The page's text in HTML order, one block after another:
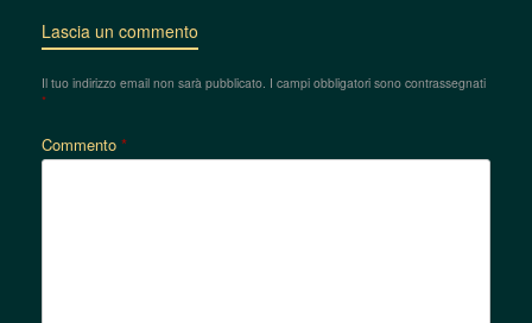
Lascia un commento
Il tuo indirizzo email non sarà pubblicato. I campi obbligatori sono contrassegnati
*
Commento *